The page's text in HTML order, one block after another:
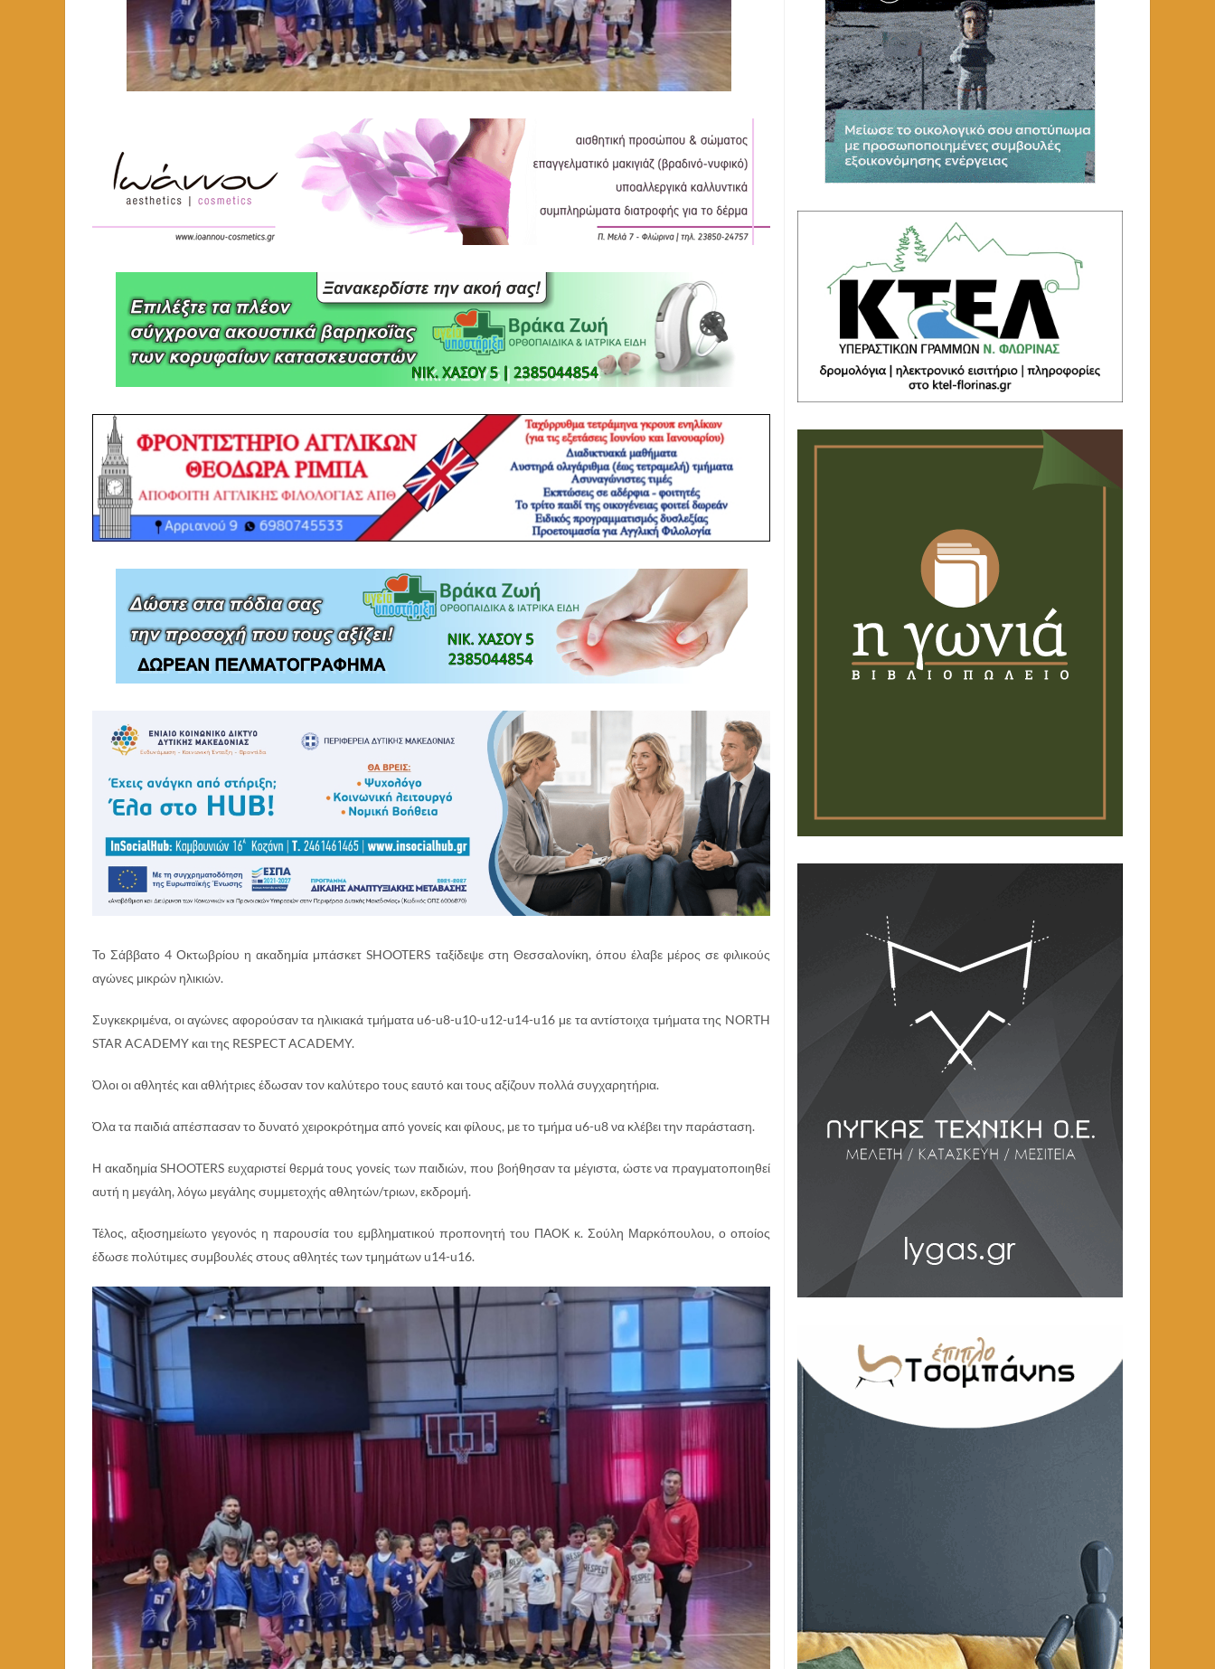
Το Σάββατο 4 Οκτωβρίου η ακαδημία μπάσκετ SHOOTERS ταξίδεψε στη Θεσσαλονίκη, όπου έλαβε μέρος σε φιλικούς
αγώνες μικρών ηλικιών.
Συγκεκριμένα, οι αγώνες αφορούσαν τα ηλικιακά τμήματα u6-u8-u10-u12-u14-u16 με τα αντίστοιχα τμήματα της NORTH
STAR ACADEMY και της RESPECT ACADEMY.
Όλοι οι αθλητές και αθλήτριες έδωσαν τον καλύτερο τους εαυτό και τους αξίζουν πολλά συγχαρητήρια.
Όλα τα παιδιά απέσπασαν το δυνατό χειροκρότημα από γονείς και φίλους, με το τμήμα u6-u8 να κλέβει την παράσταση.
Η ακαδημία SHOOTERS ευχαριστεί θερμά τους γονείς των παιδιών, που βοήθησαν τα μέγιστα, ώστε να πραγματοποιηθεί
αυτή η μεγάλη, λόγω μεγάλης συμμετοχής αθλητών/τριων, εκδρομή.
Τέλος, αξιοσημείωτο γεγονός η παρουσία του εμβληματικού προπονητή του ΠΑΟΚ κ. Σούλη Μαρκόπουλου, ο οποίος
έδωσε πολύτιμες συμβουλές στους αθλητές των τμημάτων u14-u16.